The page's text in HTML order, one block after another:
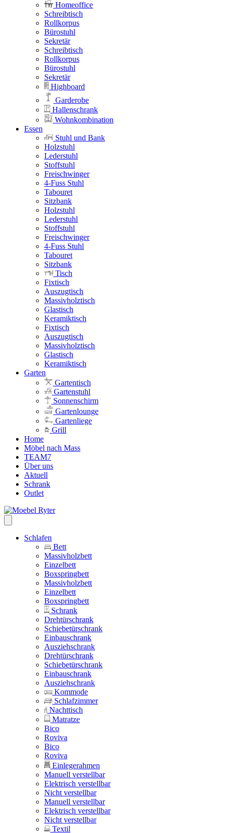
Homeoffice
Schreibtisch
Rollkorpus
Bürostuhl
Sekretär
Schreibtisch
Rollkorpus
Bürostuhl
Sekretär
Highboard
Garderobe
Hallenschrank
Wohnkombination
Essen
Stuhl und Bank
Holzstuhl
Lederstuhl
Stoffstuhl
Freischwinger
4-Fuss Stuhl
Tabouret
Sitzbank
Holzstuhl
Lederstuhl
Stoffstuhl
Freischwinger
4-Fuss Stuhl
Tabouret
Sitzbank
Tisch
Fixtisch
Auszugtisch
Massivholztisch
Glastisch
Keramiktisch
Fixtisch
Auszugtisch
Massivholztisch
Glastisch
Keramiktisch
Garten
Gartentisch
Gartenstuhl
Sonnenschirm
Gartenlounge
Gartenliege
Grill
Home
Möbel nach Mass
TEAM7
Über uns
Aktuell
Schrank
Outlet
Schlafen
Bett
Massivholzbett
Einzelbett
Boxspringbett
Massivholzbett
Einzelbett
Boxspringbett
Schrank
Drehtürschrank
Schiebetürschrank
Einbauschrank
Ausziehschrank
Drehtürschrank
Schiebetürschrank
Einbauschrank
Ausziehschrank
Kommode
Schlafzimmer
Nachttisch
Matratze
Bico
Roviva
Bico
Roviva
Einlegerahmen
Manuell verstellbar
Elektrisch verstellbar
Nicht verstellbar
Manuell verstellbar
Elektrisch verstellbar
Nicht verstellbar
Textil